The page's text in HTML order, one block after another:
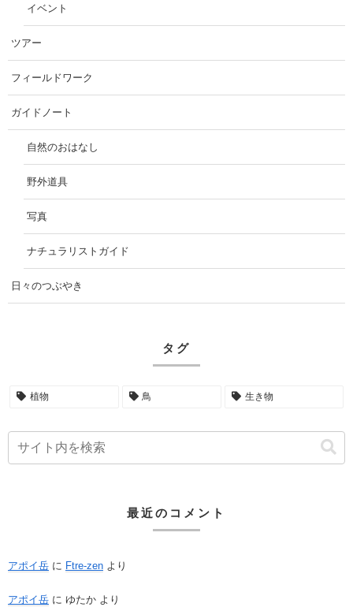
イベント
ツアー
フィールドワーク
ガイドノート
自然のおはなし
野外道具
写真
ナチュラリストガイド
日々のつぶやき
タグ
植物 鳥 生き物
最近のコメント
アポイ岳 に Ftre-zen より
アポイ岳 に ゆたか より